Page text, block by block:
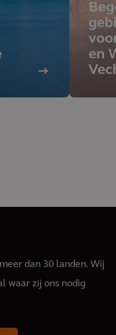
en
dan 30 landen. Wij
waar zij ons nodig